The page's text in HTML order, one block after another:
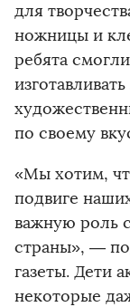
для
ножницы и
ребята
по своему
«Мы хотим,
подвиге
важную роль
страны», —
газеты. Дети
некоторые